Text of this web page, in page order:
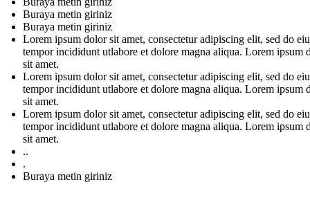
Buraya metin giriniz
Buraya metin giriniz
Lorem ipsum dolor sit amet, consectetur adipiscing elit, sed do
tempor incididunt utlabore et dolore magna aliqua. Lorem ipsum
sit amet.
Lorem ipsum dolor sit amet, consectetur adipiscing elit, sed do
tempor incididunt utlabore et dolore magna aliqua. Lorem ipsum
sit amet.
Lorem ipsum dolor sit amet, consectetur adipiscing elit, sed do
tempor incididunt utlabore et dolore magna aliqua. Lorem ipsum
sit amet.
..
.
Buraya metin giriniz